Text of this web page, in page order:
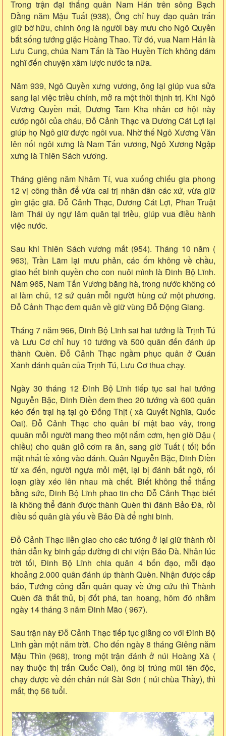
Trong trận đại thắng quân Nam Hán trên sông Bạch
Đằng năm Mậu Tuất (938), Ông chỉ huy đạo quân trấn
giữ bờ hữu, chính ông là người bày mưu cho Ngô Quyền
bắt sống tướng giặc Hoàng Thao. Từ đó, vua Nam Hán là
Lưu Cung, chúa Nam Tấn là Tào Huyền Tích không dám
nghĩ đến chuyện xâm lược nước ta nữa.
Năm 939, Ngô Quyền xưng vương, ông lại giúp vua sửa
sang lại việc triều chính, mở ra một thời thịnh trị. Khi Ngô
Vương Quyền mất, Dương Tam Kha nhân cơ hội này
cướp ngôi của cháu, Đỗ Cảnh Thạc và Dương Cát Lợi lại
giúp họ Ngô giữ được ngôi vua. Nhờ thế Ngô Xương Văn
lên nối ngôi xưng là Nam Tấn vương, Ngô Xương Ngập
xưng là Thiên Sách vương.
Tháng giêng năm Nhâm Tí, vua xuống chiếu gia phong
12 vị công thần để vừa cai trị nhân dân các xứ, vừa giữ
gìn giặc giã. Đỗ Cảnh Thạc, Dương Cát Lợi, Phan Truật
làm Thái úy ngự lâm quân tại triều, giúp vua điều hành
việc nước.
Sau khi Thiên Sách vương mất (954). Tháng 10 năm (
963), Trần Lãm lại mưu phản, cáo ốm không về chầu,
giao hết binh quyền cho con nuôi mình là Đinh Bộ Lĩnh.
Năm 965, Nam Tấn Vương băng hà, trong nước không có
ai làm chủ, 12 sứ quân mỗi người hùng cứ một phương.
Đỗ Cảnh Thạc đem quân về giữ vùng Đỗ Động Giang.
Tháng 7 năm 966, Đinh Bộ Lĩnh sai hai tướng là Trịnh Tú
và Lưu Cơ chỉ huy 10 tướng và 500 quân đến đánh úp
thành Quèn. Đỗ Cảnh Thạc ngầm phục quân ở Quán
Xanh đánh quân của Trịnh Tú, Lưu Cơ thua chạy.
Ngày 30 tháng 12 Đinh Bộ Lĩnh tiếp tục sai hai tướng
Nguyễn Bặc, Đinh Điền đem theo 20 tướng và 600 quân
kéo đến trại hạ tại gò Đống Thịt ( xã Quyết Nghĩa, Quốc
Oai). Đỗ Cảnh Thạc cho quân bí mật bao vây, trong
quuân mỗi người mang theo một nắm cơm, hẹn giờ Dậu (
chiều) cho quân giở cơm ra ăn, sang giờ Tuất ( tối) bốn
mặt nhất tề xông vào đánh. Quân Nguyễn Bặc, Đinh Điền
từ xa đến, người ngựa mỏi mệt, lại bị đánh bất ngờ, rối
loạn giày xéo lên nhau mà chết. Biết không thể thắng
bằng sức, Đinh Bộ Lĩnh phao tin cho Đỗ Cảnh Thạc biết
là không thể đánh được thành Quèn thì đánh Bảo Đà, rồi
điều số quân già yếu về Bảo Đà để nghi binh.
Đỗ Cảnh Thạc liền giao cho các tướng ở lại giữ thành rồi
thân dẫn kỵ binh gấp đường đi chi viện Bảo Đà. Nhân lúc
trời tối, Đinh Bộ Lĩnh chia quân 4 bốn đạo, mỗi đạo
khoảng 2.000 quân đánh úp thành Quèn. Nhận được cấp
báo, Tướng công dẫn quân quay về ứng cứu thì Thành
Quèn đã thất thủ, bị đốt phá, tan hoang, hôm đó nhằm
ngày 14 tháng 3 năm Đinh Mão ( 967).
Sau trận này Đỗ Cảnh Thạc tiếp tục giằng co với Đinh Bộ
Lĩnh gần một năm trời. Cho đến ngày 8 tháng Giêng năm
Mậu Thìn (968), trong một trận đánh ở núi Hoàng Xã (
nay thuộc thị trấn Quốc Oai), ông bị trúng mũi tên độc,
chạy được về đến chân núi Sài Sơn ( núi chùa Thầy), thì
mất, thọ 56 tuổi.